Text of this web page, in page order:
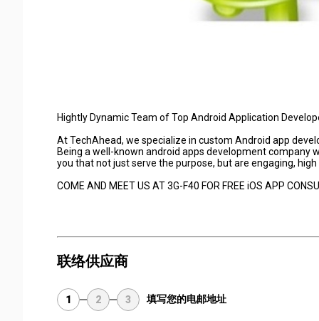
Hightly Dynamic Team of Top Android Application
At TechAhead, we specialize in custom Android app
Being a well-known android apps development company
you that not just serve the purpose, but are engaging,
COME AND MEET US AT 3G-F40 FOR FREE iOS APP
联络供应商
1 2 3 填写您的电邮地址